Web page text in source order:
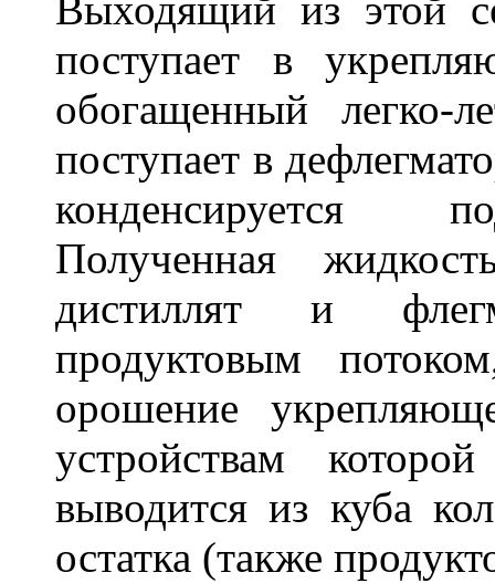
поступает в
обогащенный легко-
поступает в
конденсируется
Полученная
дистиллят и
продуктовым
орошение
устройствам
выводится из куба
остатка (также